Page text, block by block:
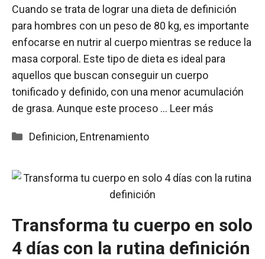
Cuando se trata de lograr una dieta de definición
para hombres con un peso de 80 kg, es importante
enfocarse en nutrir al cuerpo mientras se reduce la
masa corporal. Este tipo de dieta es ideal para
aquellos que buscan conseguir un cuerpo
tonificado y definido, con una menor acumulación
de grasa. Aunque este proceso … Leer más
Categorías
Definicion, Entrenamiento
Transforma tu cuerpo en solo
4 días con la rutina definición